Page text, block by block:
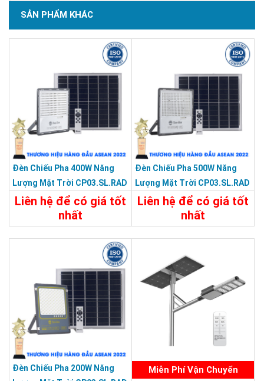
SẢN PHẨM KHÁC
Đèn Chiếu Pha 400W Năng
Lượng Mặt Trời CP03.SL.RAD
400W.V2
Liên hệ để có giá tốt
nhất
Đèn Chiếu Pha 500W Năng
Lượng Mặt Trời CP03.SL.RAD
500W.V2
Liên hệ để có giá tốt
nhất
Đèn Chiếu Pha 200W Năng
Miễn Phí Vận Chuyển